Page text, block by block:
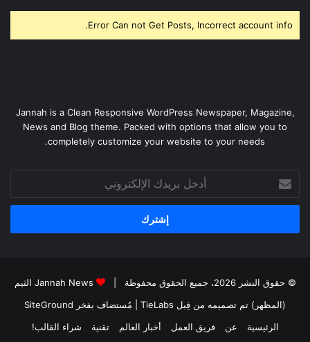
Error Can not Get Posts, Incorrect account info.
Jannah is a Clean Responsive WordPress Newspaper, Magazine,
News and Blog theme. Packed with options that allow you to
completely customize your website to your needs.
بريدك
الإلكتروني
© حقوق النشر 2026، جميع الحقوق محفوظة |
Jannah News الثيم
(المظهر) تم تصميمه من قِبل TieLabs
| مُستضاف بفخر SiteGround
الرئيسية
عن فريق العمل أخبار العالم تقنية شراء القالب!